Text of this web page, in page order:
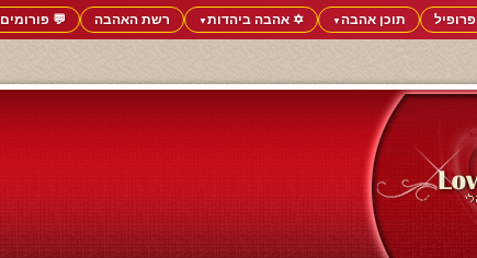
פרופיל תוכן אהבה▼ ✡️ אהבה ביהדות▼ רשת האהבה 💬 פורומים